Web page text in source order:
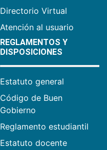
Directorio Virtual
Atención al usuario
REGLAMENTOS Y
DISPOSICIONES
Estatuto general
Código de Buen
Gobierno
Reglamento estudiantil
Estatuto docente